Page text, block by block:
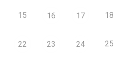
15 16 17 18
22 23 24 25